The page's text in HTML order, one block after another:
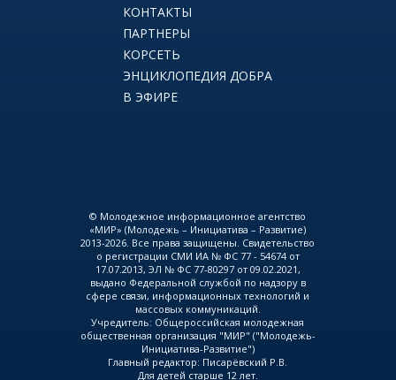
КОНТАКТЫ
ПАРТНЕРЫ
КОРСЕТЬ
ЭНЦИКЛОПЕДИЯ ДОБРА
В ЭФИРЕ
© Молодежное информационное агентство
«МИР» (Молодежь – Инициатива – Развитие)
2013-2026. Все права защищены. Свидетельство
о регистрации СМИ ИА № ФС 77 - 54674 от
17.07.2013, ЭЛ № ФС 77-80297 от 09.02.2021,
выдано Федеральной службой по надзору в
сфере связи, информационных технологий и
массовых коммуникаций.
Учредитель: Общероссийская молодежная
общественная организация "МИР" ("Молодежь-
Инициатива-Развитие")
Главный редактор: Писарёвский Р.В.
Для детей старше 12 лет.